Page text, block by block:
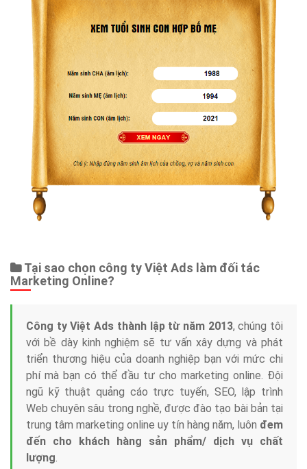
Tại sao chọn công ty Việt Ads làm đối tác
Marketing Online?
Công ty Việt Ads thành lập từ năm 2013, chúng tôi
với bề dày kinh nghiệm sẽ tư vấn xây dựng và phát
triển thương hiệu của doanh nghiệp bạn với mức chi
phí mà bạn có thể đầu tư cho marketing online. Đội
ngũ kỹ thuật quảng cáo trực tuyến, SEO, lập trình
Web chuyên sâu trong nghề, được đào tạo bài bản tại
trung tâm marketing online uy tín hàng năm, luôn đem
đến cho khách hàng sản phẩm/ dịch vụ chất
lượng.